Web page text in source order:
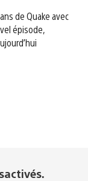
de Quake avec
épisode,